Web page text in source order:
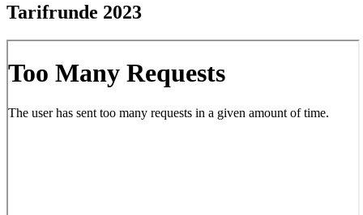
Tarifrunde 2023